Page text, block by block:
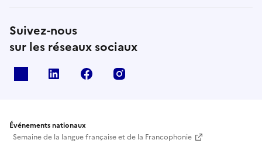
Suivez-nous
sur les réseaux sociaux
Linkedin Facebook
Événements nationaux
Semaine de la langue française et de la Francophonie